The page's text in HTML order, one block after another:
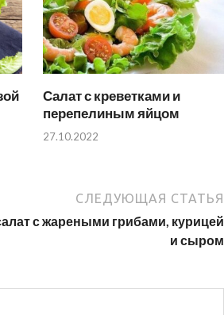
Салат с креветками и
перепелиным яйцом
27.10.2022
СЛЕДУЮЩАЯ СТАТЬЯ
с жареными грибами, курицей
и сыром